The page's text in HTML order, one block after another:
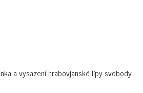
a vysazení hrabovjanské lípy svobody